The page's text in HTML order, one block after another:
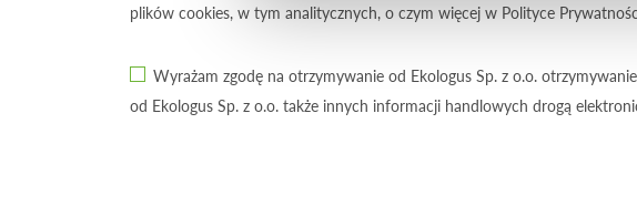
plików cookies, w tym analitycznych, o czym więcej w Polityce
Wyrażam zgodę na otrzymywanie od Ekologus Sp. z o.o.
od Ekologus Sp. z o.o. także innych informacji handlowych drogą